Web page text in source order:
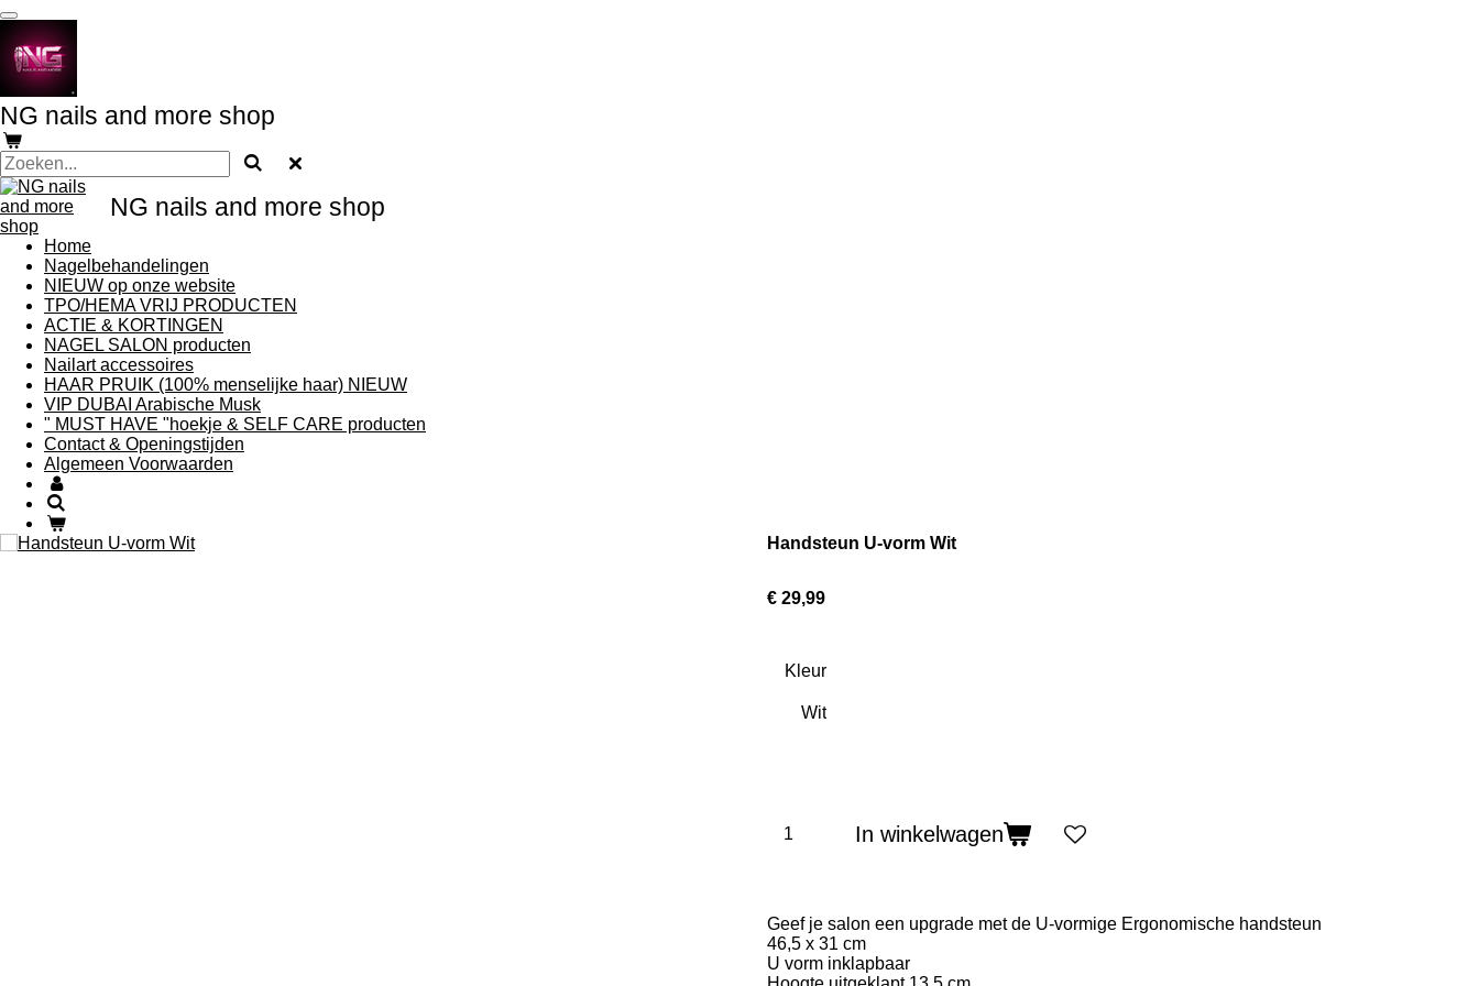
Ga
direct
naar
de
hoofdinhoud
NG nails and more shop
NG nails and more shop
Home
Nagelbehandelingen
NIEUW op onze website
TPO/HEMA VRIJ PRODUCTEN
ACTIE & KORTINGEN
NAGEL SALON producten
Nailart accessoires
HAAR PRUIK (100% menselijke haar) NIEUW
VIP DUBAI Arabische Musk
" MUST HAVE "hoekje & SELF CARE producten
Contact & Openingstijden
Algemeen Voorwaarden
Handsteun U-vorm Wit
€ 29,99
Kleur
In winkelwagen
Geef je salon een upgrade met de U-vormige Ergonomische handsteun
46,5 x 31 cm
U vorm inklapbaar